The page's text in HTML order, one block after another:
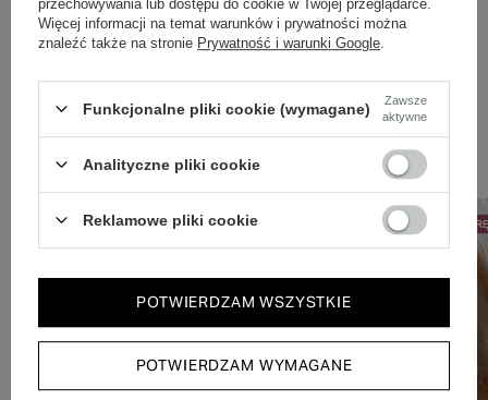
Zobacz również
50% NA DRUGĄ PARĘ 50% NA DRUGĄ
przechowywania lub dostępu do cookie w Twojej przeglądarce.
Więcej informacji na temat warunków i prywatności można
znaleźć także na stronie Prywatność i warunki Google
Funkcjonalne pliki cookie (wymagane)
Zawsze
aktywne
Analityczne pliki cookie
Reklamowe pliki cookie
POTWIERDZAM WYMAGANE
POTWIERDZAM WSZYSTKIE